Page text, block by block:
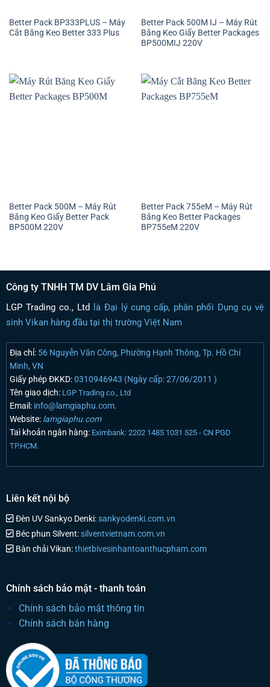
Better Pack BP333PLUS – Máy
Cắt Băng Keo Better 333 Plus
Better Pack 500M IJ – Máy Rút
Băng Keo Giấy Better Packages
BP500MIJ 220V
Better Pack 500M – Máy Rút
Băng Keo Giấy Better Pack
BP500M 220V
Better Pack 755eM – Máy Rút
Băng Keo Better Packages
BP755eM 220V
Công ty TNHH TM DV Lâm Gia Phú
LGP Trading co., Ltd là Đại lý cung cấp, phân phối Dụng cụ vệ
sinh Vikan hàng đầu tại thị trường Việt Nam
Địa chỉ:56 Nguyễn Văn Công, Phường Hạnh Thông, Tp. Hồ Chí
Minh, VN
Giấy phép ĐKKD:0310946943 (Ngày cấp: 27/06/2011 )
Tên giao dịch: LGP Trading co., Ltd
Email:info@lamgiaphu.com.
Website:lamgiaphu.com
Taì khoản ngân hàng: Eximbank: 2202 1485 1031 525 - CN PGD
TP.HCM.
Liên kết nội bộ
Đèn UV Sankyo Denki:sankyodenki.com.vn
Béc phun Silvent:silventvietnam.com.vn
Bàn chải Vikan:thietbivesinhantoanthucpham.com
Chính sách bảo mật - thanh toán
Chính sách bảo mật thông tin
Chính sách bán hàng